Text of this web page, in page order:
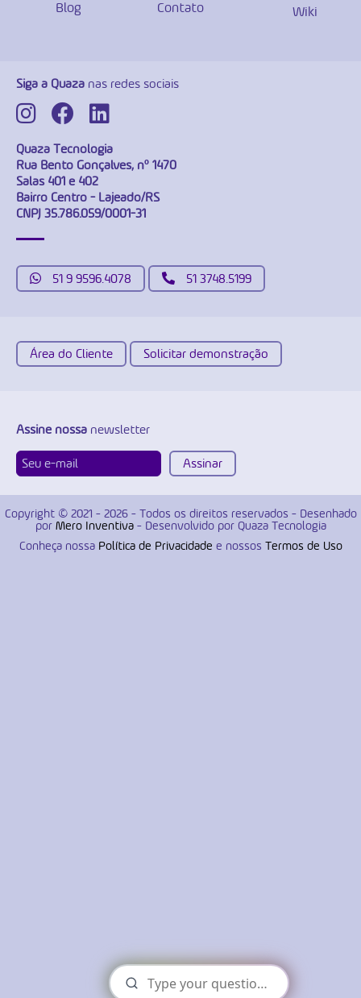
Blog Contato Wiki
Siga a Quaza nas redes sociais
Quaza Tecnologia
Rua Bento Gonçalves, nº 1470
Salas 401 e 402
Bairro Centro - Lajeado/RS
CNPJ 35.786.059/0001-31
51 9 9596.4078 51 3748.5199
Área do Cliente Solicitar demonstração
Assine nossa newsletter
Copyright © 2021 - 2026 - Todos os direitos reservados - Desenhado
por Mero Inventiva- Desenvolvido por Quaza Tecnologia
Conheça nossa Política de Privacidade e nossos Termos de Uso